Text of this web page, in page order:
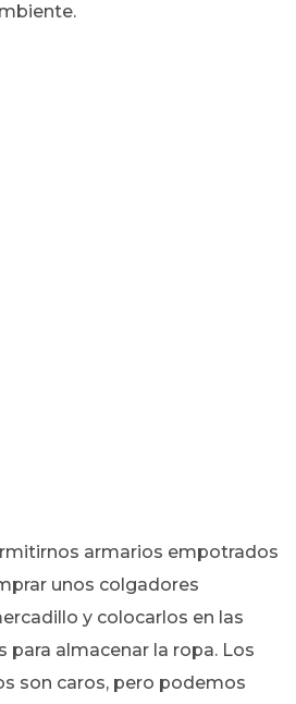
armarios empotrados
unos colgadores
y colocarlos en las
para almacenar la ropa. Los
son caros, pero podemos